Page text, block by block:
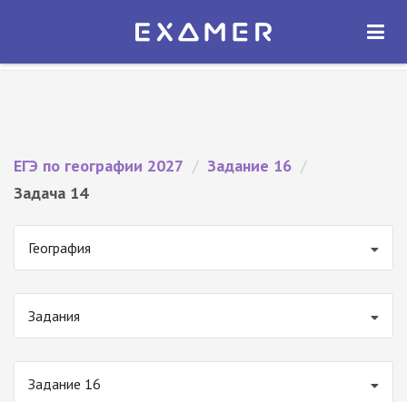
Экзамер — ЕГЭ 2027
ОТКРЫТЬ
ЕГЭ по географии 2027 / Задание 16 /
Задача 14
География
Задания
Задание 16